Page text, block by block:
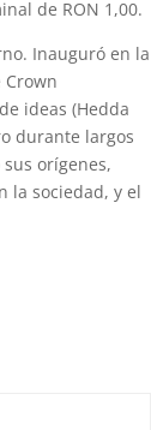
de RON 1,00.
Inauguró en la
ideas (Hedda
durante largos
orígenes,
la sociedad, y el